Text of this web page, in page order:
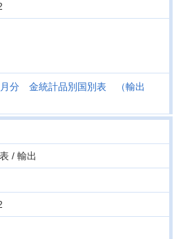
月分 金統計品別国別表 （輸出
/ 輸出